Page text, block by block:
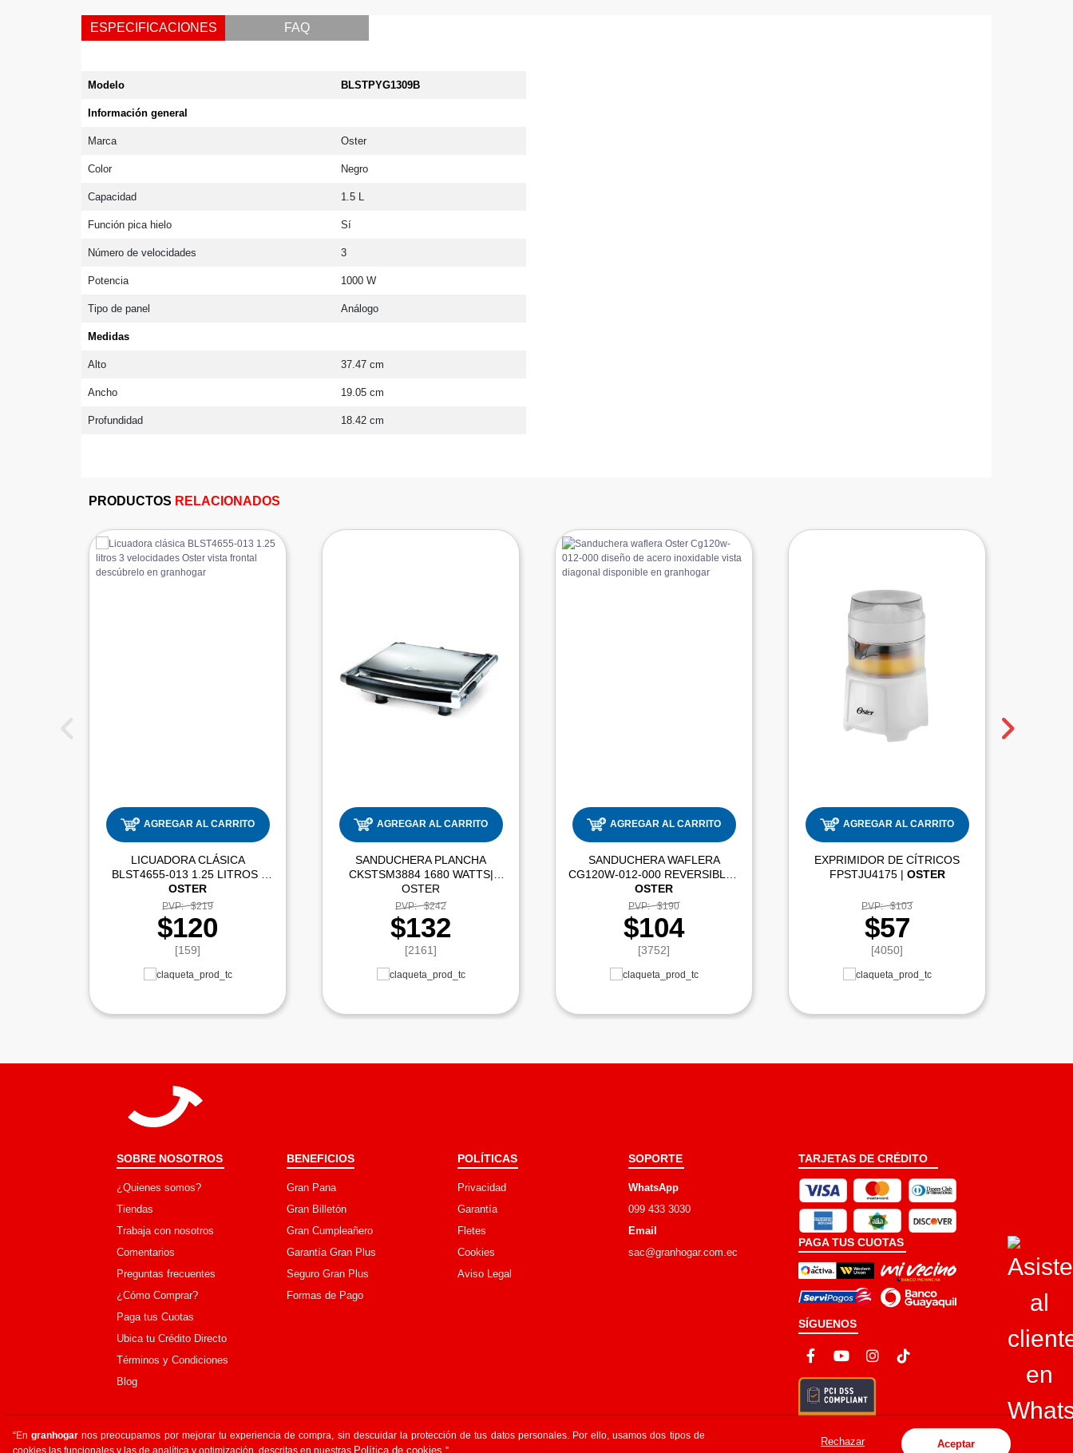
“Engranhogar nos preocupamos por mejorar tu experiencia de compra, sin descuidar la protección de tus datos personales. Por ello, usamos dos tipos de
cookies,las funcionales y las de analítica y optimización, descritas en nuestras Política de cookies. ”
Rechazar Aceptar
ESPECIFICACIONES FAQ
Modelo BLSTPYG1309B
Información general
Marca Oster
Color Negro
Capacidad 1.5 L
Función pica hielo Sí
Número de velocidades 3
Potencia 1000 W
Tipo de panel Análogo
Medidas
Alto 37.47 cm
Ancho 19.05 cm
Profundidad 18.42 cm
PRODUCTOS RELACIONADOS
AGREGAR AL CARRITO
LICUADORA CLÁSICA
OSTER
PVP: $219
$120
[159]
AGREGAR AL CARRITO
SANDUCHERA PLANCHA
CKSTSM3884 1680 WATTS|
OSTER
PVP: $242
$132
[2161]
AGREGAR AL CARRITO
SANDUCHERA WAFLERA
OSTER
PVP: $190
$104
[3752]
AGREGAR AL CARRITO
EXPRIMIDOR DE CÍTRICOS
FPSTJU4175 | OSTER
PVP: $103
$57
[4050]
SOBRE NOSOTROS
¿Quienes somos?
Tiendas
Trabaja con nosotros
Comentarios
Preguntas frecuentes
¿Cómo Comprar?
Paga tus Cuotas
Ubica tu Crédito Directo
Términos y Condiciones
Blog
BENEFICIOS
Gran Pana
Gran Billetón
Gran Cumpleañero
Garantía Gran Plus
Seguro Gran Plus
Formas de Pago
POLÍTICAS
Privacidad
Garantía
Fletes
Cookies
Aviso Legal
SOPORTE
WhatsApp
099 433 3030
Email
sac@granhogar.com.ec
TARJETAS DE CRÉDITO
PAGA TUS CUOTAS
SÍGUENOS